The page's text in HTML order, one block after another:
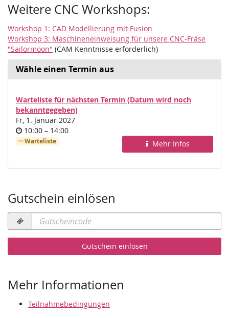
Weitere CNC Workshops:
Workshop 1: CAD Modellierung mit Fusion
Workshop 3: Maschineneinweisung für unsere CNC-Fräse
"Sailormoon" (CAM Kenntnisse erforderlich)
Wähle einen Termin aus
Warteliste für nächsten Termin (Datum wird noch
bekanntgegeben)
Fr, 1. Januar 2027
Uhrzeit
10:00 –bis
14:00
Warteliste Mehr Infos
Gutschein einlösen
Gutscheincode
erforderlich
Gutschein einlösen
Mehr Informationen
Teilnahmebedingungen